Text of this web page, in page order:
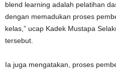
blend learning adalah pelatihan
dengan memadukan proses
kelas,” ucap Kadek Mustapa
tersebut.
Ia juga mengatakan, proses